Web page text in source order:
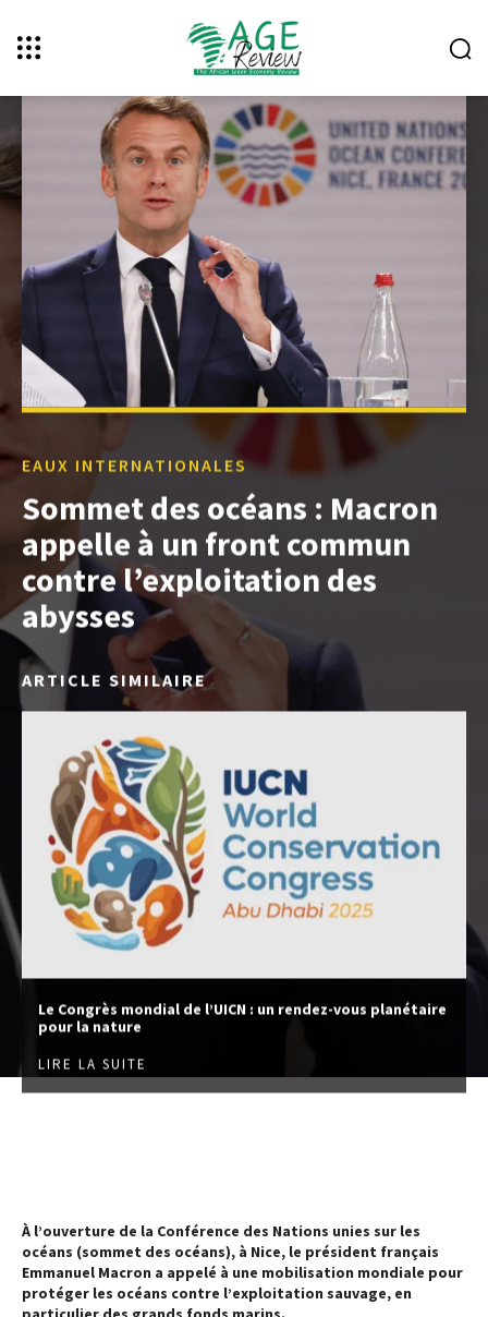
EAUX INTERNATIONALES
Sommet des océans : Macron
appelle à un front commun
contre l’exploitation des
abysses
ARTICLE SIMILAIRE
Le Congrès mondial de l’UICN : un rendez-vous planétaire
pour la nature
LIRE LA SUITE
À l’ouverture de la Conférence des Nations unies sur les
océans (sommet des océans), à Nice, le président français
Emmanuel Macron a appelé à une mobilisation mondiale pour
protéger les océans contre l’exploitation sauvage, en